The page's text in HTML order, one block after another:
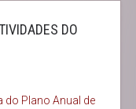
DO
do Plano Anual de